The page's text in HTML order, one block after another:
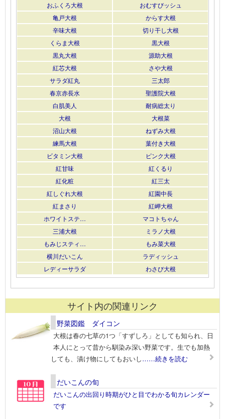
おふくろ大根
おむすびッシュ
亀戸大根
からす大根
辛味大根
切り干し大根
くらま大根
黒大根
黒丸大根
源助大根
紅芯大根
さや大根
サラダ紅丸
三太郎
春京赤長水
聖護院大根
白肌美人
耐病総太り
大根
大根菜
沼山大根
ねずみ大根
練馬大根
葉付き大根
ビタミン大根
ピンク大根
紅甘味
紅くるり
紅化粧
紅三太
紅しぐれ大根
紅園中長
紅まさり
紅岬大根
ホワイトステ…
マコトちゃん
三浦大根
ミラノ大根
もみじスティ…
もみ菜大根
横川だいこん
ラディッシュ
レディーサラダ
わさび大根
サイト内の関連リンク
野菜図鑑 ダイコン
大根は春の七草の1つ「すずしろ」としても知られ、日
本人にとって昔から馴染み深い野菜です。生でも加熱
しても、漬け物にしてもおいし……続きを読む
だいこんの旬
だいこんの出回り時期がひと目でわかる旬カレンダー
です